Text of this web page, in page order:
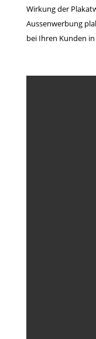
Wirkung der
Aussenwerbung
bei Ihren Kunden